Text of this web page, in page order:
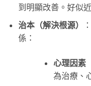
到明顯改善。好似
治本（解決根源）
係：
心理因素
為治療、